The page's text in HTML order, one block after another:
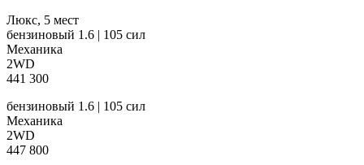
Люкс, 5 мест
бензиновый 1.6 | 105 сил
Механика
2WD
441 300
бензиновый 1.6 | 105 сил
Механика
2WD
447 800